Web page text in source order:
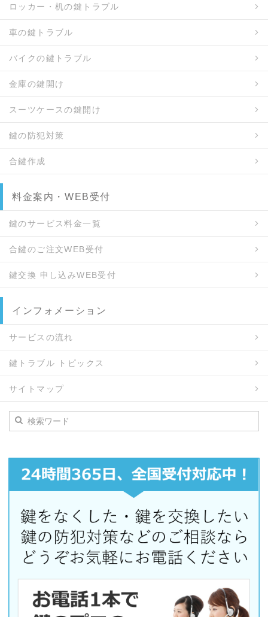
ロッカー・机の鍵トラブル
車の鍵トラブル
バイクの鍵トラブル
金庫の鍵開け
スーツケースの鍵開け
鍵の防犯対策
合鍵作成
料金案内・WEB受付
鍵のサービス料金一覧
合鍵のご注文WEB受付
鍵交換 申し込みWEB受付
インフォメーション
サービスの流れ
鍵トラブル トピックス
サイトマップ